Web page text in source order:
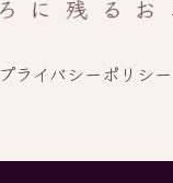
プライバシーポリシー